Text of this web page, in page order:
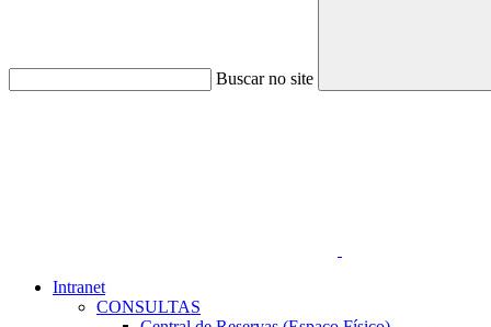
Buscar no site
Intranet
CONSULTAS